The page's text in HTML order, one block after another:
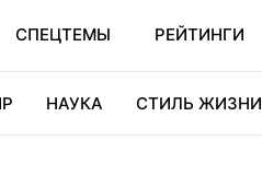
СПЕЦТЕМЫ РЕЙТИНГИ
НАУКА СТИЛЬ ЖИЗНИ